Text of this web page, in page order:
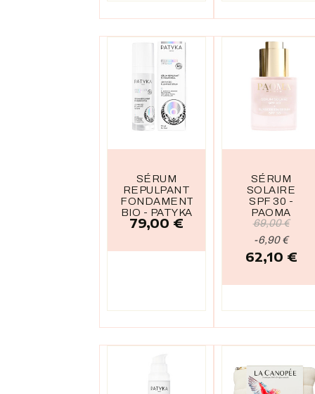
SÉRUM
REPULPANT
FONDAMENTAL
BIO - PATYKA
Prix
79,00 €
SÉRUM
SOLAIRE
SPF 30 -
PAOMA
Prix
de
base
69,00 €
-6,90 €
62,10 €